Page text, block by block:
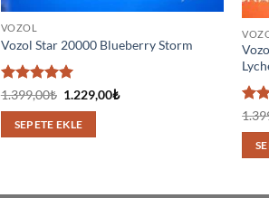
VOZOL
Vozol Star 20000 Blueberry Storm
5 üzerinden
1.399,00₺ Orijinal
1.399,00₺.
1.229,00₺Şu
SEPETE EKLE
5